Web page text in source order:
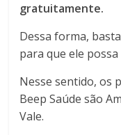
gratuitamente.
Dessa forma,
para que ele
Nesse sentido, os
Beep Saúde são
Vale.